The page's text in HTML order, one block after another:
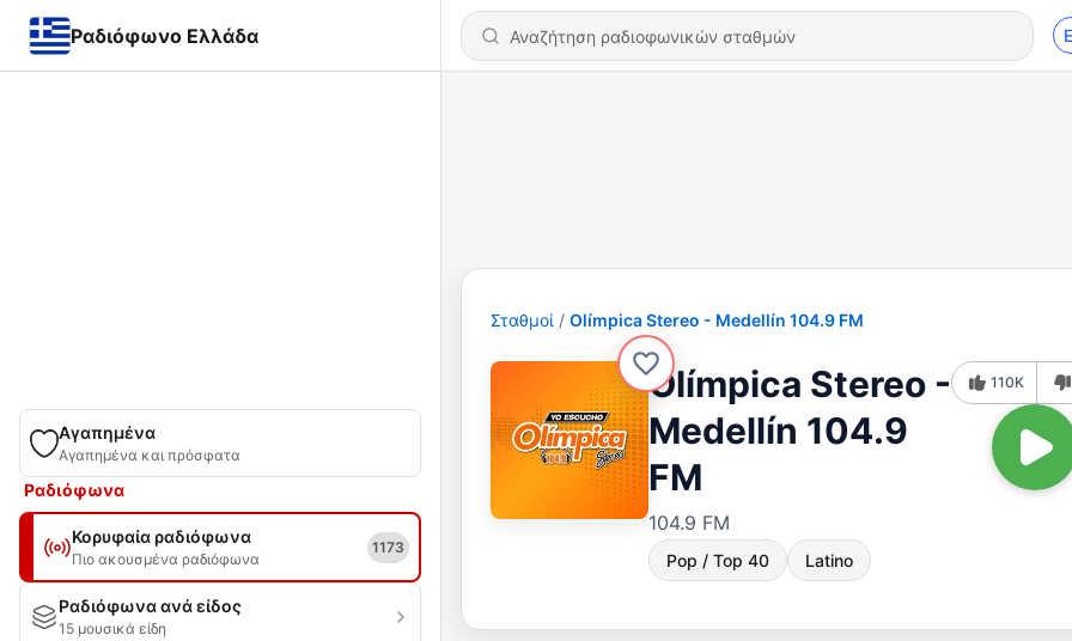
Ραδιόφωνο Ελλάδα
Αγαπημένα
Αγαπημένα και πρόσφατα
Ραδιόφωνα
Κορυφαία ραδιόφωνα
Πιο ακουσμένα ραδιόφωνα
1173
Ραδιόφωνα ανά είδος
15 μουσικά είδη
Σταθμοί Olímpica Stereo - Medellín 104.9 FM
Olímpica Stereo -
Medellín 104.9
FM
104.9 FM
Pop / Top 40 Latino
110K